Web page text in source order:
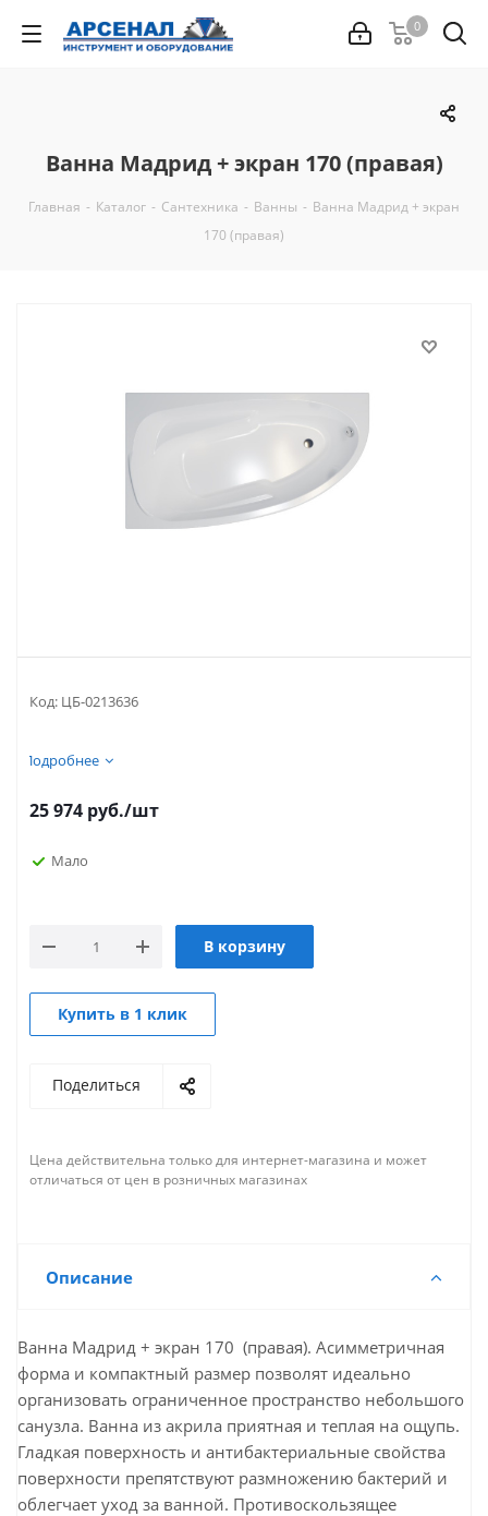
0
Ванна Мадрид + экран 170 (правая)
Главная - Каталог - Сантехника - Ванны - Ванна Мадрид + экран
170 (правая)
Код: ЦБ-0213636
Подробнее
25 974 руб./шт
Мало
В корзину
Купить в 1 клик
Поделиться
Цена действительна только для интернет-магазина и может
отличаться от цен в розничных магазинах
Описание
Ванна Мадрид + экран 170 (правая). Асимметричная
форма и компактный размер позволят идеально
организовать ограниченное пространство небольшого
санузла. Ванна из акрила приятная и теплая на ощупь.
Гладкая поверхность и антибактериальные свойства
поверхности препятствуют размножению бактерий и
облегчает уход за ванной. Противоскользящее